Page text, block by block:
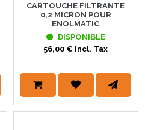
CARTOUCHE FILTRANTE
0,2 MICRON POUR
ENOLMATIC
DISPONIBLE
56,00 € Incl. Tax